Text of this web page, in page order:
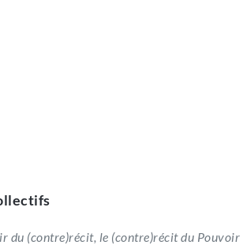
du (contre)récit, le (contre)récit du Pouvoir